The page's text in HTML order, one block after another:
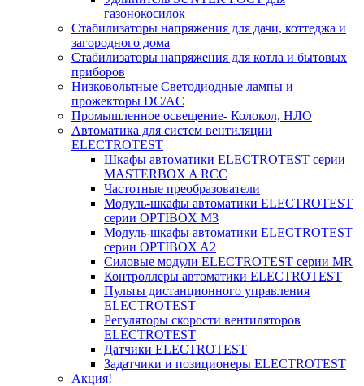
газонокосилок
Стабилизаторы напряжения для дачи, коттеджа и
загородного дома
Стабилизаторы напряжения для котла и бытовых
приборов
Низковольтные Светодиодные лампы и
прожекторы DC/AC
Промышленное освещение- Колокол, НЛО
Автоматика для систем вентиляции
ELECTROTEST
Шкафы автоматики ELECTROTEST серии
MASTERBOX A RCC
Частотные преобразователи
Модуль-шкафы автоматики ELECTROTEST
серии OPTIBOX M3
Модуль-шкафы автоматики ELECTROTEST
серии OPTIBOX A2
Силовые модули ELECTROTEST серии MR
Контроллеры автоматики ELECTROTEST
Пульты дистанционного управления
ELECTROTEST
Регуляторы скорости вентиляторов
ELECTROTEST
Датчики ELECTROTEST
Задатчики и позиционеры ELECTROTEST
Акция!